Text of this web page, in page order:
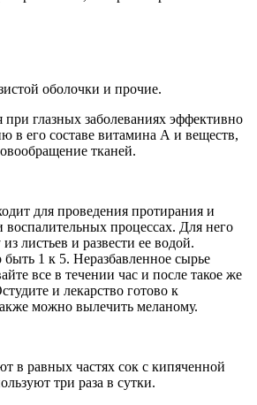
оболочки и прочие.
глазных заболеваниях эффективно
в его составе витамина А и веществ,
тканей.
для проведения протирания и
процессах. Для него
листьев и развести ее водой.
1 к 5. Неразбавленное сырье
все в течении час и после такое же
и лекарство готово к
можно вылечить меланому.
в равных частях сок с кипяченной
три раза в сутки.